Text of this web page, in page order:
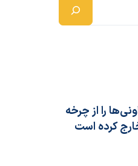
را از چرخه
کرده است